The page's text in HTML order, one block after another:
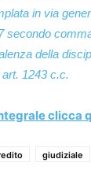
in via
secondo
della
1243 c.c.
clicca
giudiziale